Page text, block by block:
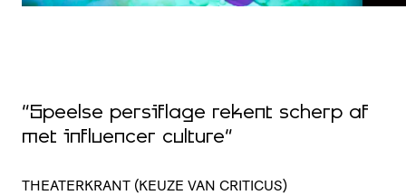
“Speelse persiflage rekent scherp af
met influencer culture”
THEATERKRANT (KEUZE VAN CRITICUS)